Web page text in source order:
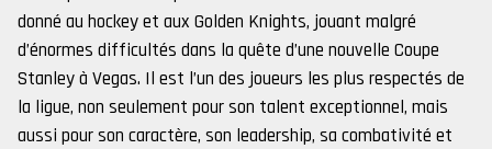
donné au hockey et aux Golden Knights, jouant malgré
d’énormes difficultés dans la quête d’une nouvelle Coupe
Stanley à Vegas. Il est l’un des joueurs les plus respectés de
la ligue, non seulement pour son talent exceptionnel, mais
aussi pour son caractère, son leadership, sa combativité et